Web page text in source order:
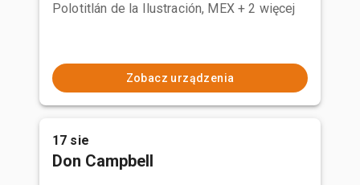
Polotitlán de la Ilustración, MEX + 2 więcej
Zobacz urządzenia
17 sie
Don Campbell